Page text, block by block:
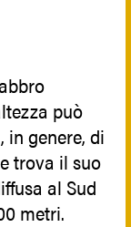
può
genere, di
trova il suo
al Sud
metri.